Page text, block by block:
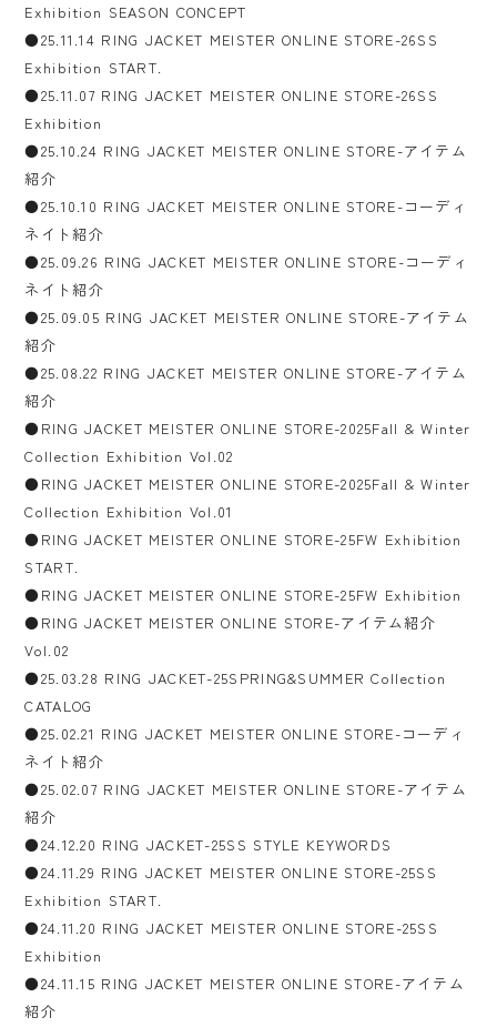
Exhibition SEASON CONCEPT
●25.11.14 RING JACKET MEISTER ONLINE STORE-26SS
Exhibition START.
●25.11.07 RING JACKET MEISTER ONLINE STORE-26SS
Exhibition
●25.10.24 RING JACKET MEISTER ONLINE STORE-アイテム
紹介
●25.10.10 RING JACKET MEISTER ONLINE STORE-コーディ
ネイト紹介
●25.09.26 RING JACKET MEISTER ONLINE STORE-コーディ
ネイト紹介
●25.09.05 RING JACKET MEISTER ONLINE STORE-アイテム
紹介
●25.08.22 RING JACKET MEISTER ONLINE STORE-アイテム
紹介
●RING JACKET MEISTER ONLINE STORE-2025Fall & Winter
Collection Exhibition Vol.02
●RING JACKET MEISTER ONLINE STORE-2025Fall & Winter
Collection Exhibition Vol.01
●RING JACKET MEISTER ONLINE STORE-25FW Exhibition
START.
●RING JACKET MEISTER ONLINE STORE-25FW Exhibition
●RING JACKET MEISTER ONLINE STORE-アイテム紹介
Vol.02
●25.03.28 RING JACKET-25SPRING&SUMMER Collection
CATALOG
●25.02.21 RING JACKET MEISTER ONLINE STORE-コーディ
ネイト紹介
●25.02.07 RING JACKET MEISTER ONLINE STORE-アイテム
紹介
●24.12.20 RING JACKET-25SS STYLE KEYWORDS
●24.11.29 RING JACKET MEISTER ONLINE STORE-25SS
Exhibition START.
●24.11.20 RING JACKET MEISTER ONLINE STORE-25SS
Exhibition
●24.11.15 RING JACKET MEISTER ONLINE STORE-アイテム
紹介